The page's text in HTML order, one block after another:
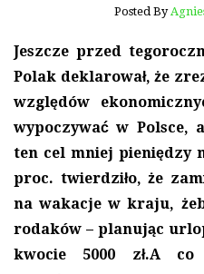
Posted By
Jeszcze przed
Polak deklarował, że
względów
wypoczywać w Polsce,
ten cel mniej pieniędzy
proc. twierdziło, że
na wakacje w kraju,
rodaków – planując
kwocie 5000 zł.A